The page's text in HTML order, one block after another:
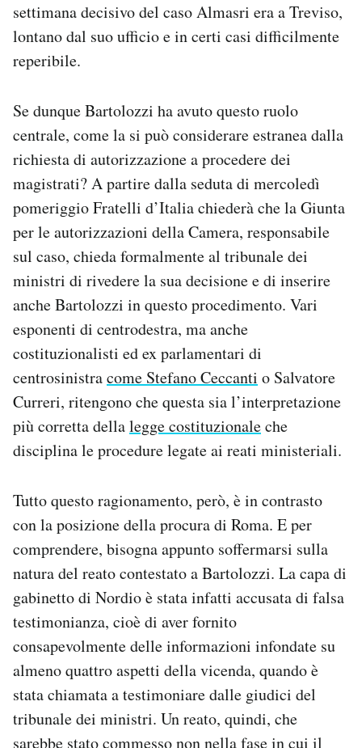
settimana decisivo del caso Almasri era a Treviso,
lontano dal suo ufficio e in certi casi difficilmente
reperibile.
Se dunque Bartolozzi ha avuto questo ruolo
centrale, come la si può considerare estranea dalla
richiesta di autorizzazione a procedere dei
magistrati? A partire dalla seduta di mercoledì
pomeriggio Fratelli d’Italia chiederà che la Giunta
per le autorizzazioni della Camera, responsabile
sul caso, chieda formalmente al tribunale dei
ministri di rivedere la sua decisione e di inserire
anche Bartolozzi in questo procedimento. Vari
esponenti di centrodestra, ma anche
costituzionalisti ed ex parlamentari di
centrosinistracome Stefano Ceccanti o Salvatore
Curreri, ritengono che questa sia l’interpretazione
più corretta dellalegge costituzionaleche
disciplina le procedure legate ai reati ministeriali.
Tutto questo ragionamento, però, è in contrasto
con la posizione della procura di Roma. E per
comprendere, bisogna appunto soffermarsi sulla
natura del reato contestato a Bartolozzi. La capa di
gabinetto di Nordio è stata infatti accusata di falsa
testimonianza, cioè di aver fornito
consapevolmente delle informazioni infondate su
almeno quattro aspetti della vicenda, quando è
stata chiamata a testimoniare dalle giudici del
tribunale dei ministri. Un reato, quindi, che
sarebbe stato commesso non nella fase in cui il